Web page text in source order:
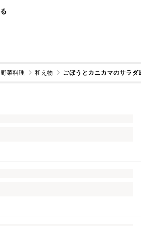
野菜料理 和え物 ごぼうとカニカマのサラダ